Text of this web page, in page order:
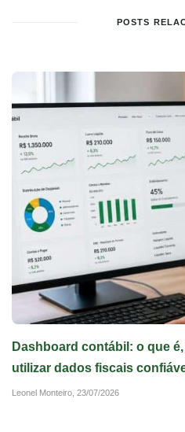
POSTS
Dashboard contábil: o que
utilizar dados fiscais
Leonel Monteiro, 23/07/2026